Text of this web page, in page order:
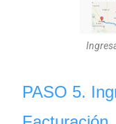
PASO 5.